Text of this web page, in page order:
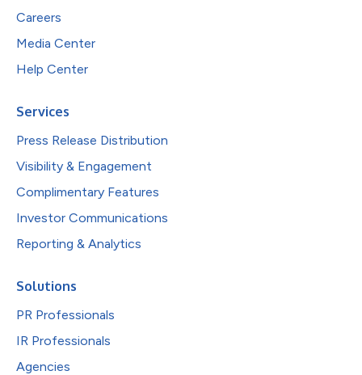
Careers
Media Center
Help Center
Services
Press Release Distribution
Visibility & Engagement
Complimentary Features
Investor Communications
Reporting & Analytics
Solutions
PR Professionals
IR Professionals
Agencies